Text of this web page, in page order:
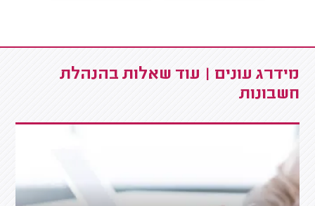
מידרג עונים | עוד שאלות בהנהלת
חשבונות